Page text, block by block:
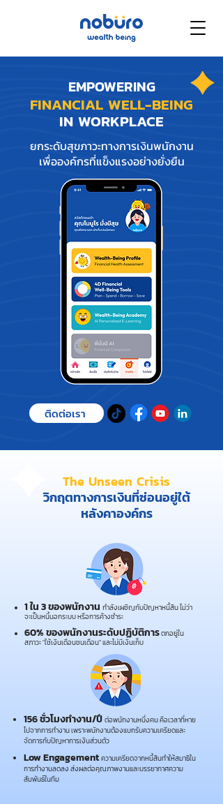
EMPOWERING
FINANCIAL WELL-BEING
IN WORKPLACE
ยกระดับสุขภาวะทางการเงินพนักงาน
เพื่อองค์กรที่แข็งแรงอย่างยั่งยืน
ติดต่อเรา
The Unseen Crisis
วิกฤตทางการเงินที่ซ่อนอยู่ใต้
หลังคาองค์กร
1 ใน 3 ของพนักงาน กำลังเผชิญกับปัญหาหนี้สิน ไม่ว่า
จะเป็นหนี้นอกระบบ หรือการค้างชำระ
60% ของพนักงานระดับปฏิบัติการตกอยู่ใน
สภาวะ "ใช้เงินเดือนชนเดือน" และไม่มีเงินเก็บ
156 ชั่วโมงทำงาน/ปี ต่อพนักงานหนึ่งคน คือเวลาที่หาย
ไปจากการทำงาน เพราะพนักงานต้องแบกรับความเครียดและ
จัดการกับปัญหาการเงินส่วนตัว
Low Engagement ความเครียดจากหนี้สินทำให้สมาธิใน
การทำงานลดลง ส่งผลต่อคุณภาพงานและบรรยากาศความ
สัมพันธ์ในทีม